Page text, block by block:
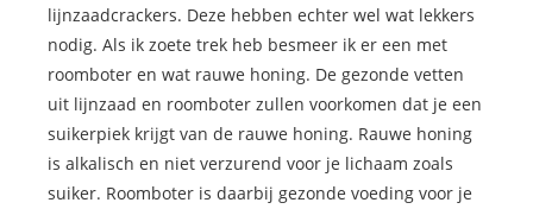
lijnzaadcrackers. Deze hebben echter wel wat lekkers
nodig. Als ik zoete trek heb besmeer ik er een met
roomboter en wat rauwe honing. De gezonde vetten
uit lijnzaad en roomboter zullen voorkomen dat je een
suikerpiek krijgt van de rauwe honing. Rauwe honing
is alkalisch en niet verzurend voor je lichaam zoals
suiker. Roomboter is daarbij gezonde voeding voor je